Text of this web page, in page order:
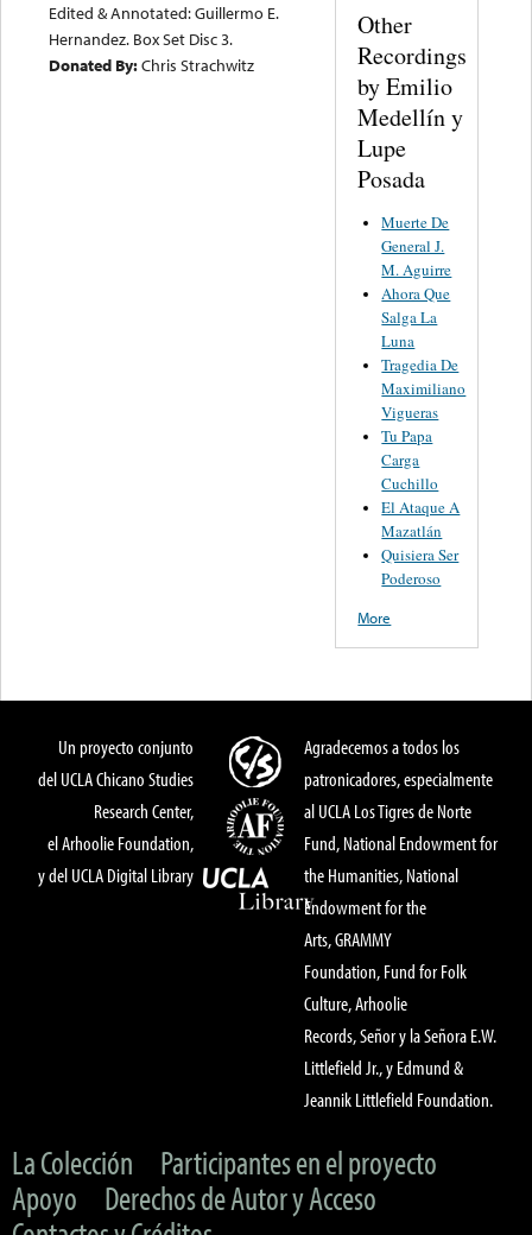
Edited & Annotated: Guillermo E.
Hernandez. Box Set Disc 3.
Donated By:Chris Strachwitz
Other
Recordings
by Emilio
Medellín y
Lupe
Posada
Muerte De
General J.
M. Aguirre
Ahora Que
Salga La
Luna
Tragedia De
Maximiliano
Vigueras
Tu Papa
Carga
Cuchillo
El Ataque A
Mazatlán
Quisiera Ser
Poderoso
More
Un proyecto conjunto
del UCLA Chicano Studies
Research Center,
el Arhoolie Foundation,
y del UCLA Digital Library
Agradecemos a todos los
patronicadores, especialmente
al UCLA Los Tigres de Norte
Fund, National Endowment for
the Humanities, National
Endowment for the
Arts, GRAMMY
Foundation, Fund for Folk
Culture, Arhoolie
Records, Señor y la Señora E.W.
Littlefield Jr., y Edmund &
Jeannik Littlefield Foundation.
La Colección
Participantes en el proyecto
Apoyo
Derechos de Autor y Acceso